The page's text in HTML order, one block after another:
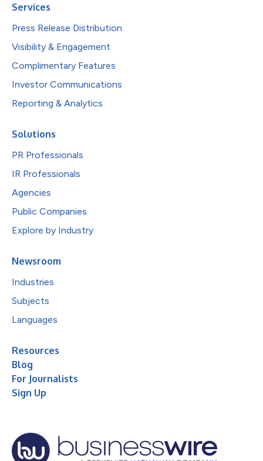
Services
Press Release Distribution
Visibility & Engagement
Complimentary Features
Investor Communications
Reporting & Analytics
Solutions
PR Professionals
IR Professionals
Agencies
Public Companies
Explore by Industry
Newsroom
Industries
Subjects
Languages
Resources
Blog
For Journalists
Sign Up